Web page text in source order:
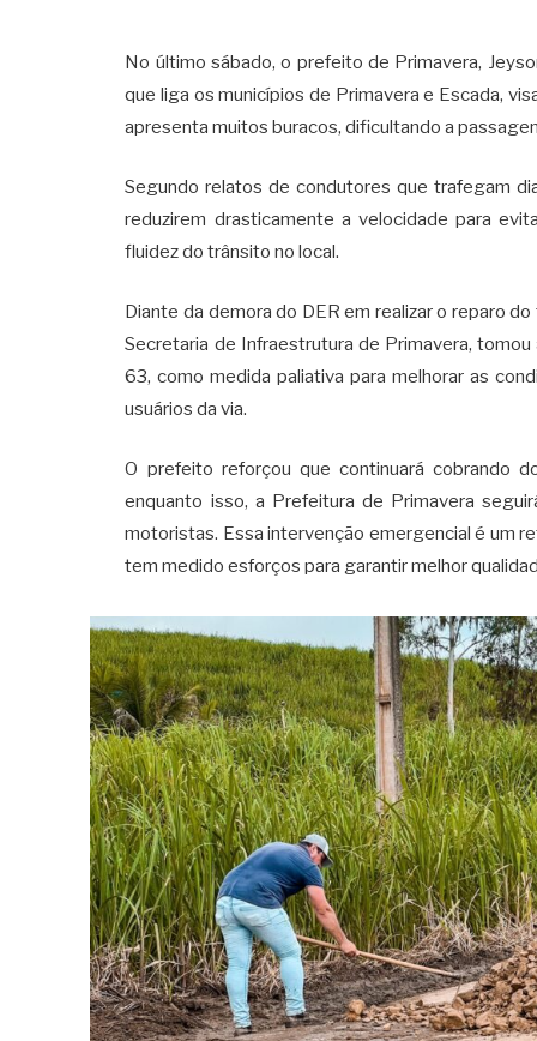
No último sábado, o prefeito de Primavera,
que liga os municípios de Primavera e Escada,
apresenta muitos buracos, dificultando a
Segundo relatos de condutores que trafegam
reduzirem drasticamente a velocidade para
fluidez do trânsito no local.
Diante da demora do DER em realizar o reparo
Secretaria de Infraestrutura de Primavera,
63, como medida paliativa para melhorar as
usuários da via.
O prefeito reforçou que continuará cobrando
enquanto isso, a Prefeitura de Primavera
motoristas. Essa intervenção emergencial é um
tem medido esforços para garantir melhor